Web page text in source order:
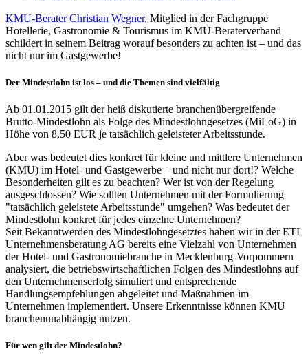
KMU-Berater Christian Wegner, Mitglied in der Fachgruppe
Hotellerie, Gastronomie & Tourismus im KMU-Beraterverband
schildert in seinem Beitrag worauf besonders zu achten ist – und das
nicht nur im Gastgewerbe!
Der Mindestlohn ist los – und die Themen sind vielfältig
Ab 01.01.2015 gilt der heiß diskutierte branchenübergreifende
Brutto-Mindestlohn als Folge des Mindestlohngesetzes (MiLoG) in
Höhe von 8,50 EUR je tatsächlich geleisteter Arbeitsstunde.
Aber was bedeutet dies konkret für kleine und mittlere Unternehmen
(KMU) im Hotel- und Gastgewerbe – und nicht nur dort!? Welche
Besonderheiten gilt es zu beachten? Wer ist von der Regelung
ausgeschlossen? Wie sollten Unternehmen mit der Formulierung
"tatsächlich geleistete Arbeitsstunde" umgehen? Was bedeutet der
Mindestlohn konkret für jedes einzelne Unternehmen?
Seit Bekanntwerden des Mindestlohngesetztes haben wir in der ETL
Unternehmensberatung AG bereits eine Vielzahl von Unternehmen
der Hotel- und Gastronomiebranche in Mecklenburg-Vorpommern
analysiert, die betriebswirtschaftlichen Folgen des Mindestlohns auf
den Unternehmenserfolg simuliert und entsprechende
Handlungsempfehlungen abgeleitet und Maßnahmen im
Unternehmen implementiert. Unsere Erkenntnisse können KMU
branchenunabhängig nutzen.
Für wen gilt der Mindestlohn?